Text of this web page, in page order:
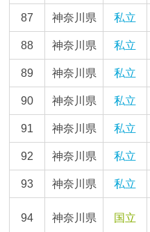
87 神奈川県 私立
88 神奈川県 私立
89 神奈川県 私立
90 神奈川県 私立
91 神奈川県 私立
92 神奈川県 私立
93 神奈川県 私立
94 神奈川県 国立